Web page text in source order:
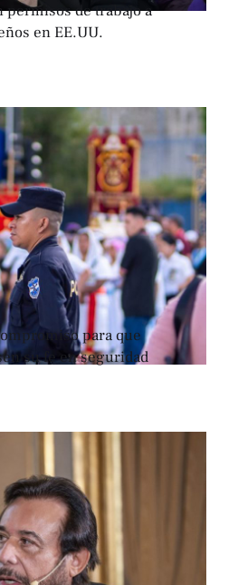
permisos de trabajo a
en EE.UU.
para que
su fe en seguridad